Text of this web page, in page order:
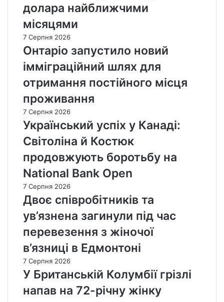
долара найближчими
місяцями
7 Серпня 2026
Онтаріо запустило новий
імміграційний шлях для
отримання постійного місця
проживання
7 Серпня 2026
Український успіх у Канаді:
Світоліна й Костюк
продовжують боротьбу на
National Bank Open
7 Серпня 2026
Двоє співробітників та
ув’язнена загинули під час
перевезення з жіночої
в’язниці в Едмонтоні
7 Серпня 2026
У Британській Колумбії грізлі
напав на 72-річну жінку